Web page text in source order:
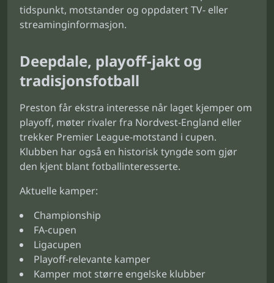
tidspunkt, motstander og oppdatert TV- eller
streaminginformasjon.
Deepdale, playoff-jakt og
tradisjonsfotball
Preston får ekstra interesse når laget kjemper om
playoff, møter rivaler fra Nordvest-England eller
trekker Premier League-motstand i cupen.
Klubben har også en historisk tyngde som gjør
den kjent blant fotballinteresserte.
Aktuelle kamper:
Championship
FA-cupen
Ligacupen
Playoff-relevante kamper
Kamper mot større engelske klubber